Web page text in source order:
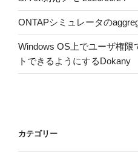
ONTAPシミュレータの
Windows OS上でユーザ権
トできるようにするDokany
カテゴリー